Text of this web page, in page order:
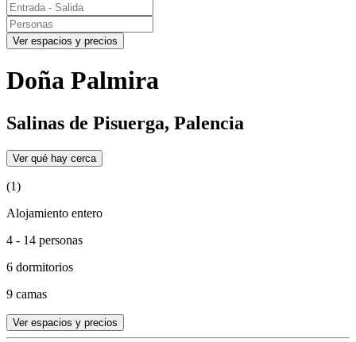
Ver espacios y precios
Doña Palmira
Salinas de Pisuerga, Palencia
Ver qué hay cerca
(1)
Alojamiento entero
4 - 14 personas
6 dormitorios
9 camas
Ver espacios y precios